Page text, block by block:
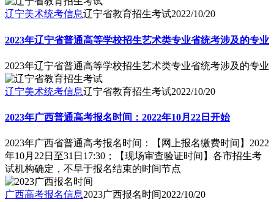
辽宁美术统考信息辽宁省教育招生考试2022/10/20
2023年辽宁省普通高等学校招生艺术类专业省统考涉及的专业
2023年辽宁省普通高等学校招生艺术类专业省统考涉及的专业
辽宁美术统考信息辽宁省教育招生考试2022/10/20
2023年广西普通高考报名时间：2022年10月22日开始
2023年广西省普通高考报名时间：【网上报名缴费时间】2022
年10月22日至31日17:30；【现场审查验证时间】各市招生考
试机构确定，不早于报名结束的时间节点
广西高考报名信息2023广西报名时间2022/10/20